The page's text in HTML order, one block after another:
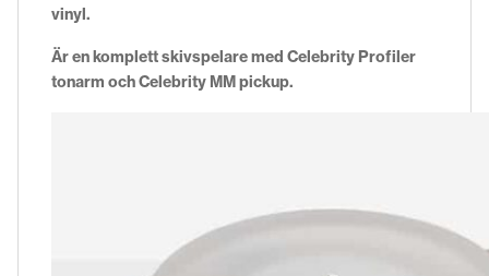
vinyl.
Är en komplett skivspelare med Celebrity Profiler
tonarm och Celebrity MM pickup.